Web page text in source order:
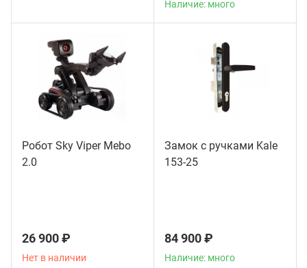
Наличие: много
Робот Sky Viper Mebo
2.0
26 900 ₽
Нет в наличии
Замок с ручками Kale
153-25
84 900 ₽
Наличие: много